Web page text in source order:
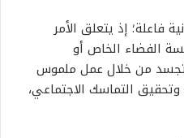
فاعلة؛ إذ يتعلق الأمر
الفضاء الخاص أو
تتجسد من خلال عمل ملموس
التماسك الاجتماعي،